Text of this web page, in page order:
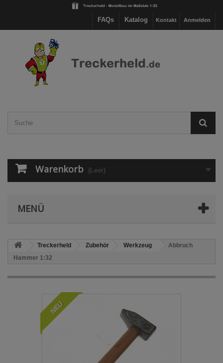
Anmelden
Kontakt
Katalog
FAQs
Warenkorb (Leer)
MENÜ
Treckerheld Zubehör Werkzeug
Abbruch
Hammer 1:32
NEU